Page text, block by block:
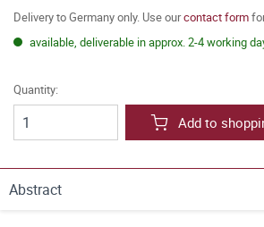
Delivery to Germany only. Use ourcontact form
available, deliverable in approx. 2-4 working
Quantity:
Add to
Abstract